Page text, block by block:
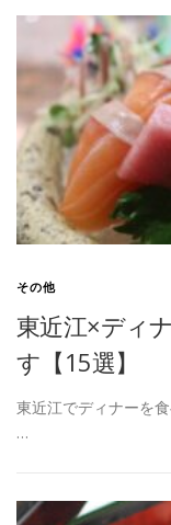
その他
東近江×ディ
す【15選】
東近江でディナーを
…